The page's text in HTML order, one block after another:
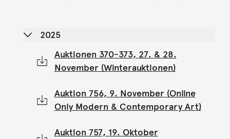
2025
Auktionen 370-373, 27. & 28.
November (Winterauktionen)
Auktion 756, 9. November (Online
Only Modern & Contemporary Art)
Auktion 757, 19. Oktober